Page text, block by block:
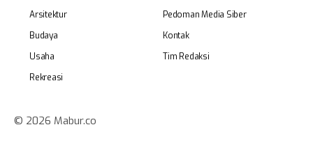
Arsitektur
Budaya
Usaha
Rekreasi
Pedoman Media Siber
Kontak
Tim Redaksi
© 2026 Mabur.co